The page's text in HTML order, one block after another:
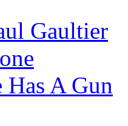
Gaultier
Has A Gun